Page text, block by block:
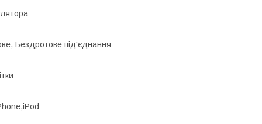
Бездротове під'єднання